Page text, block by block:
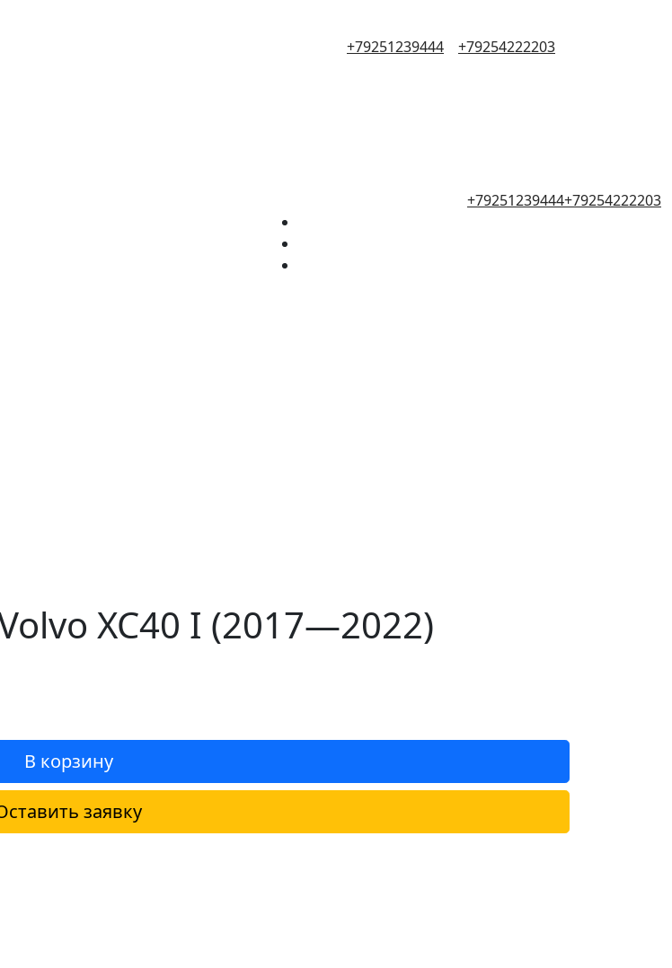
+79251239444 +79254222203
+79251239444+79254222203
XC40 I (2017—2022)
В корзину
заявку